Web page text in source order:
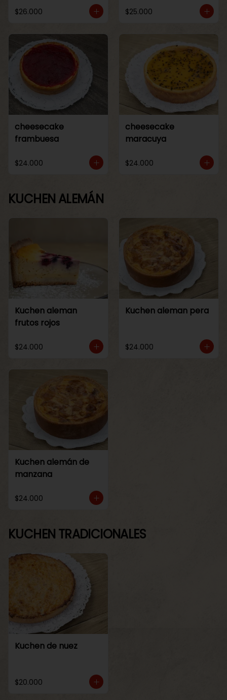
$26.000 $25.000
cheesecake
frambuesa
$24.000
cheesecake
maracuya
$24.000
KUCHEN ALEMÁN
Kuchen aleman
frutos rojos
$24.000
Kuchen aleman pera
$24.000
Kuchen alemán de
manzana
$24.000
KUCHEN TRADICIONALES
Kuchen de nuez
$20.000